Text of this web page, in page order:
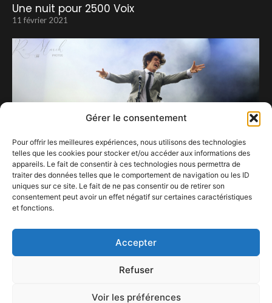
Gérer le consentement
Pour offrir les meilleures expériences, nous utilisons des technologies
telles que les cookies pour stocker et/ou accéder aux informations des
appareils. Le fait de consentir à ces technologies nous permettra de
traiter des données telles que le comportement de navigation ou les ID
uniques sur ce site. Le fait de ne pas consentir ou de retirer son
consentement peut avoir un effet négatif sur certaines caractéristiques
et fonctions.
Accepter
Refuser
Voir les préférences
Une nuit pour 2500 Voix
11 février 2021
6 septembre 2025